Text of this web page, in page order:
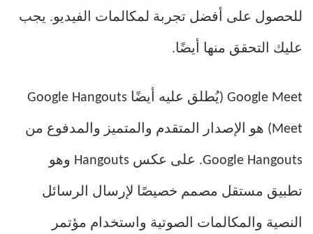
للحصول على أفضل تجربة لمكالمات الفيديو. يجب
عليك التحقق منها أيضًا.
Google Meet (يُطلق عليه أيضًا Google Hangouts
Meet) هو الإصدار المتقدم والمتميز والمدفوع من
Google Hangouts. على عكس Hangouts وهو
تطبيق مستقل مصمم خصيصًا لإرسال الرسائل
النصية والمكالمات الصوتية واستخدام مؤتمر